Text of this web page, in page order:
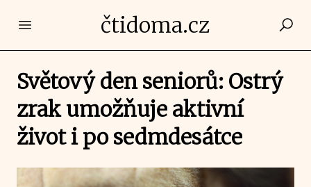
Open main menučtidoma.cz
Světový den seniorů: Ostrý
zrak umožňuje aktivní
život i po sedmdesátce